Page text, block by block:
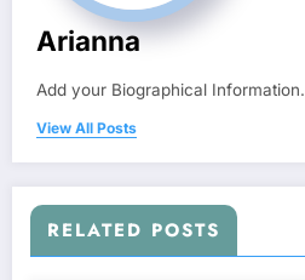
Arianna
Add your Biographical Information.
View All Posts
RELATED POSTS